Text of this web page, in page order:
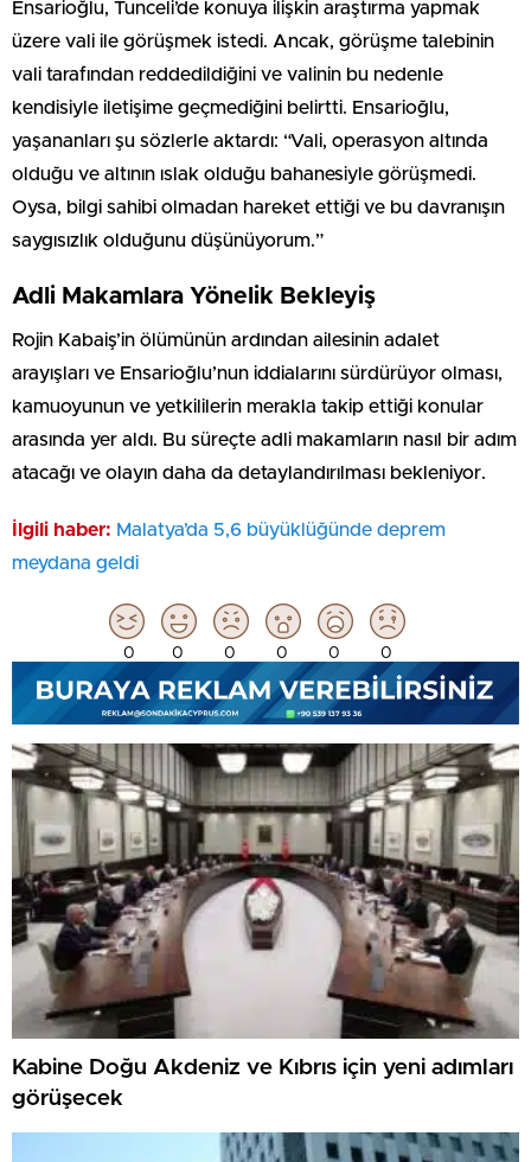
Ensarioğlu, Tunceli’de konuya ilişkin araştırma yapmak
üzere vali ile görüşmek istedi. Ancak, görüşme talebinin
vali tarafından reddedildiğini ve valinin bu nedenle
kendisiyle iletişime geçmediğini belirtti. Ensarioğlu,
yaşananları şu sözlerle aktardı: “Vali, operasyon altında
olduğu ve altının ıslak olduğu bahanesiyle görüşmedi.
Oysa, bilgi sahibi olmadan hareket ettiği ve bu davranışın
saygısızlık olduğunu düşünüyorum.”
Adli Makamlara Yönelik Bekleyiş
Rojin Kabaiş’in ölümünün ardından ailesinin adalet
arayışları ve Ensarioğlu’nun iddialarını sürdürüyor olması,
kamuoyunun ve yetkililerin merakla takip ettiği konular
arasında yer aldı. Bu süreçte adli makamların nasıl bir adım
atacağı ve olayın daha da detaylandırılması bekleniyor.
İlgili haber: Malatya’da 5,6 büyüklüğünde deprem
meydana geldi
0 0 0 0 0 0
Kabine Doğu Akdeniz ve Kıbrıs için yeni adımları
görüşecek